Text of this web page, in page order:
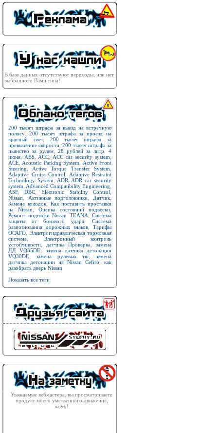
В базе данных отсутствуют переходы, или нет
выбранного Вами типа!
200 тысяч штрафа за выезд на встречную
полосу, 200 тысяч штрафа за проезд на
красный свет, 200 тысяч штрафа за
превышение скорости ,200 тысяч штрафа за
пьянство за рулем
28 рублей за литр
4
июня
ABS ACC ACC car security system
ACE Acoustic Parking System
Active Front
Steering
Active Torque Transfer System
Adaptive Cruise Control
Adaptive Restraint
Technology System
ADR
ADR car security
system Advanced Compatibility Engineering
ASF, DBC, Electronic Stability Control
Nissan
Активные подголовники Датчик
Замена колодок, Как поставить проставки
на Nissan
Оценка состояний подвески
Ремонт подвески Nissan TEANA
Система
защиты от бокового удара
Система
разпознования дорожных знаков ,Тарифы
ОСАГО
Электрогидравлическая тормозная
система
Электронный контроль
устойчивости
датчика Проверка ,замена
ДД VQ35DE
замена датчика детонации
VQ30DE ,замена рулевых тяг, земена
датчика детонации на Nissan Cefiro
как
разобрать дверь Nissan
Показать все теги
Уважаемые вебмастера, вы просматриваете
продукт моего умственного движения,
хочу!